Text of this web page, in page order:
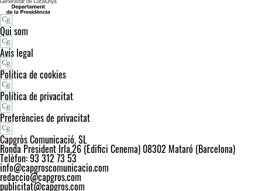
Qui som
Avís legal
Política de cookies
Política de privacitat
Preferències de privacitat
Capgròs Comunicació, SL
Ronda President Irla,26 (Edifici Cenema) 08302 Mataró (Barcelona)
Telèfon: 93 312 73 53
info@capgroscomunicacio.com
redaccio@capgros.com
publicitat@capgros.com